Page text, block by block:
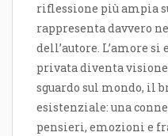
riflessione più ampia
rappresenta davvero
dell’autore. L’amore si
privata diventa
sguardo sul mondo, il
esistenziale: una
pensieri, emozioni e